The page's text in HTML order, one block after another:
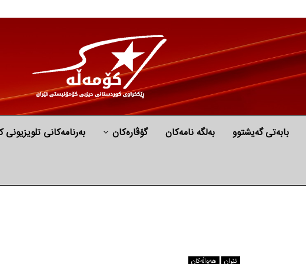
بابه‌تی گه‌یشتوو به‌لگه‌ نامه‌كان گۆڤارەکان بەرنامەکانی تلویزیونی
ئێران هه‌واڵه‌کان